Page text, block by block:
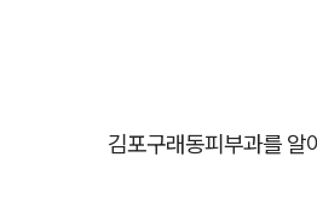
김포구래동피부과를 알